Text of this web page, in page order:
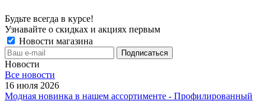
Будьте всегда в курсе!
Узнавайте о скидках и акциях первым
Новости магазина
Новости
Все новости
16 июля 2026
Модная новинка в нашем ассортименте - Профилированный